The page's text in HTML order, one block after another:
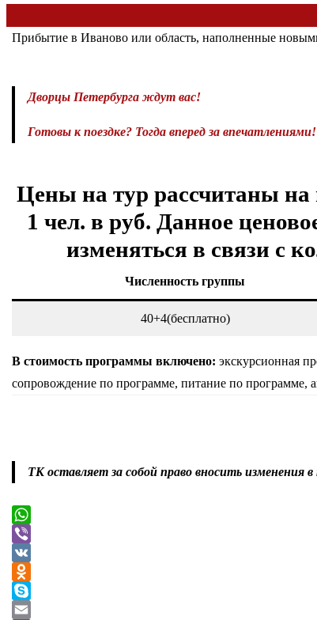
Прибытие в Иваново или область, наполненные
Дворцы Петербурга ждут вас!
Готовы к поездке? Тогда вперед за впечатлениями!
Цены на тур рассчитаны на
1 чел. в руб. Данное
изменяться в связи с
Численность группы
40+4(бесплатно)
В стоимость программы включено: экскурсионная
сопровождение по программе, питание по программе,
ТК оставляет за собой право вносить изменения
WhatsApp
Viber
VK
Odnoklassniki
Skype